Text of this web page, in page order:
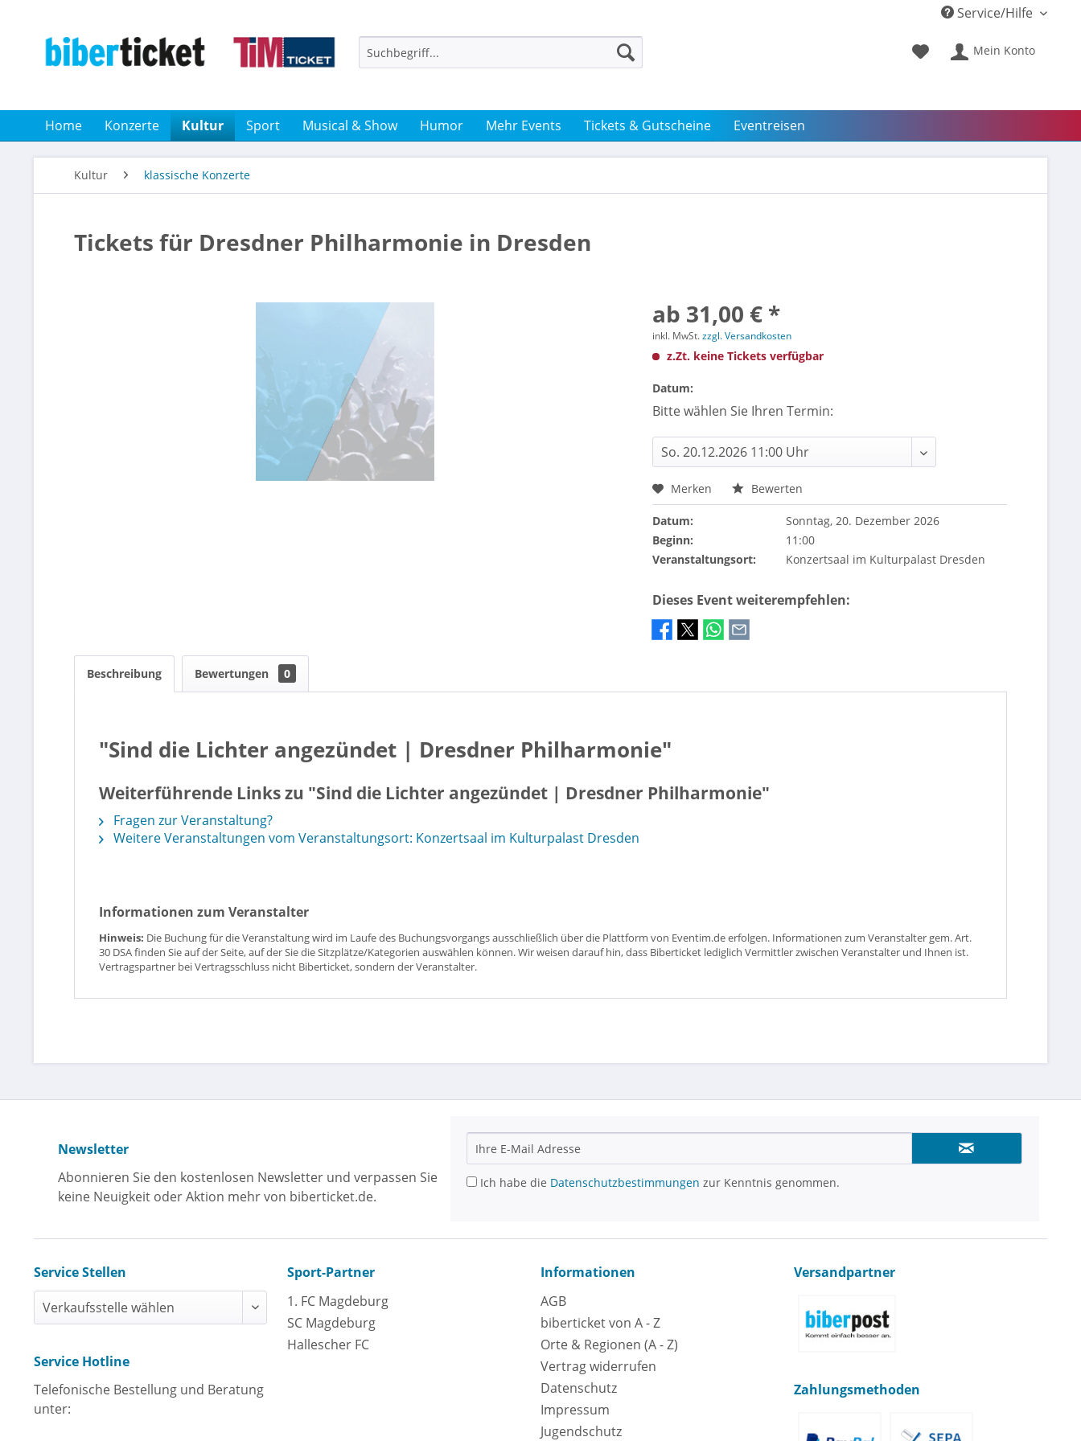
Service/Hilfe
Mein Konto
Home Konzerte Kultur Sport Musical & Show Humor Mehr Events Tickets & Gutscheine Eventreisen
Kultur klassische Konzerte
Tickets für Dresdner Philharmonie in Dresden
ab 31,00 € *
inkl. MwSt.zzgl. Versandkosten
z.Zt. keine Tickets verfügbar
Datum:
Bitte wählen Sie Ihren Termin:
Merken Bewerten
Datum:
Sonntag, 20. Dezember 2026
Beginn:
11:00
Veranstaltungsort:
Konzertsaal im Kulturpalast Dresden
Dieses Event weiterempfehlen:
Beschreibung Bewertungen 0
"Sind die Lichter angezündet | Dresdner Philharmonie"
Weiterführende Links zu "Sind die Lichter angezündet | Dresdner Philharmonie"
Fragen zur Veranstaltung?
Weitere Veranstaltungen vom Veranstaltungsort: Konzertsaal im Kulturpalast Dresden
Informationen zum Veranstalter
Hinweis: Die Buchung für die Veranstaltung wird im Laufe des Buchungsvorgangs ausschließlich über die Plattform von Eventim.de erfolgen. Informationen zum Veranstalter gem. Art.
30 DSA finden Sie auf der Seite, auf der Sie die Sitzplätze/Kategorien auswählen können. Wir weisen darauf hin, dass Biberticket lediglich Vermittler zwischen Veranstalter und Ihnen ist.
Vertragspartner bei Vertragsschluss nicht Biberticket, sondern der Veranstalter.
Newsletter
Abonnieren Sie den kostenlosen Newsletter und verpassen Sie
keine Neuigkeit oder Aktion mehr von biberticket.de.
Ich habe die Datenschutzbestimmungen zur Kenntnis genommen.
Service Stellen
Service Hotline
Telefonische Bestellung und Beratung
unter:
Sport-Partner
1. FC Magdeburg
SC Magdeburg
Hallescher FC
Informationen
AGB
biberticket von A - Z
Orte & Regionen (A - Z)
Vertrag widerrufen
Datenschutz
Impressum
Jugendschutz
Versandpartner
Zahlungsmethoden